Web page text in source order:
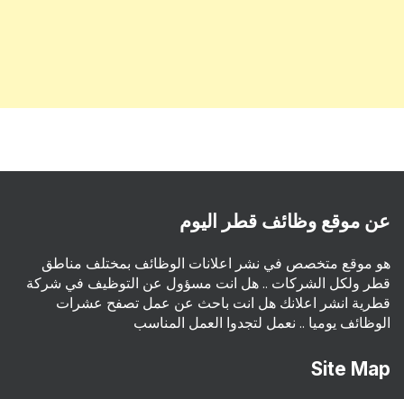
عن موقع وظائف قطر اليوم
هو موقع متخصص في نشر اعلانات الوظائف بمختلف مناطق
قطر ولكل الشركات .. هل انت مسؤول عن التوظيف في شركة
قطرية انشر اعلانك هل انت باحث عن عمل تصفح عشرات
الوظائف يوميا .. نعمل لتجدوا العمل المناسب
Site Map